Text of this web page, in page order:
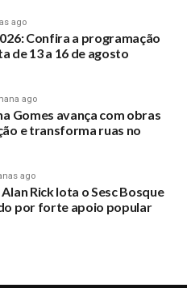
ago
Confira a programação
de 13 a 16 de agosto
ago
Gomes avança com obras
e transforma ruas no
ago
Rick lota o Sesc Bosque
por forte apoio popular